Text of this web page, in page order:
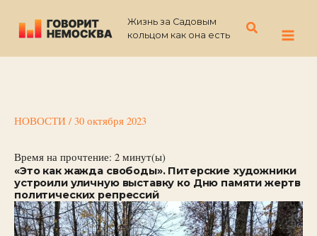
содержимому
Жизнь за Садовым
кольцом как она есть
Поиск
НОВОСТИ / 30 октября 2023
Время на прочтение: 2 минут(ы)
«Это как жажда свободы». Питерские художники
устроили уличную выставку ко Дню памяти жертв
политических репрессий